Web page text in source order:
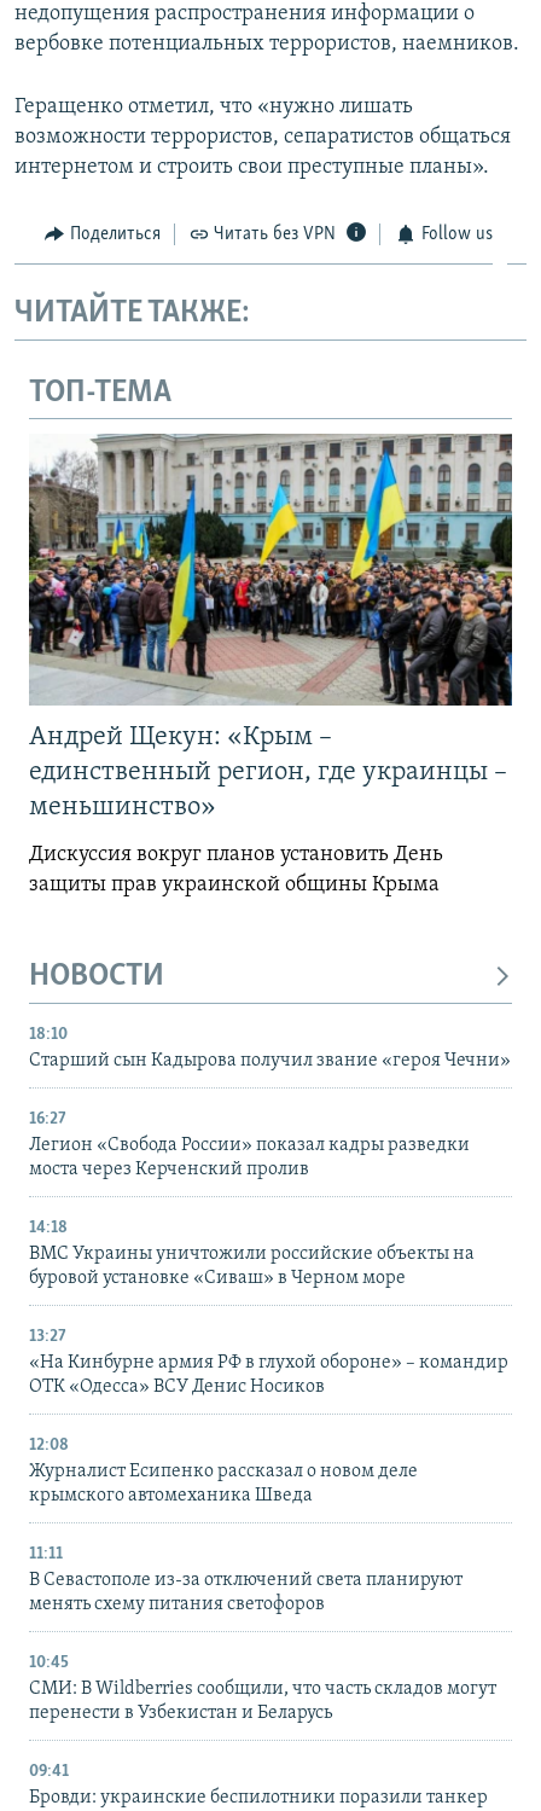
недопущения распространения информации о
вербовке потенциальных террористов, наемников.
Геращенко отметил, что «нужно лишать
возможности террористов, сепаратистов общаться
интернетом и строить свои преступные планы».
Поделиться Читать без VPN Follow us
ЧИТАЙТЕ ТАКЖЕ:
ТОП-ТЕМА
Андрей Щекун: «Крым –
единственный регион, где украинцы –
меньшинство»
Дискуссия вокруг планов установить День
защиты прав украинской общины Крыма
НОВОСТИ
18:10
Старший сын Кадырова получил звание «героя Чечни»
16:27
Легион «Свобода России» показал кадры разведки
моста через Керченский пролив
14:18
ВМС Украины уничтожили российские объекты на
буровой установке «Сиваш» в Черном море
13:27
«На Кинбурне армия РФ в глухой обороне» – командир
ОТК «Одесса» ВСУ Денис Носиков
12:08
Журналист Есипенко рассказал о новом деле
крымского автомеханика Шведа
11:11
В Севастополе из-за отключений света планируют
менять схему питания светофоров
10:45
СМИ: В Wildberries сообщили, что часть складов могут
перенести в Узбекистан и Беларусь
09:41
Бровди: украинские беспилотники поразили танкер